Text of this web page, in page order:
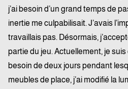
j’ai besoin d’un grand temps de
inertie me culpabilisait. J’avais
travaillais pas. Désormais,
partie du jeu. Actuellement, je suis
besoin de deux jours pendant
meubles de place, j’ai modifié la